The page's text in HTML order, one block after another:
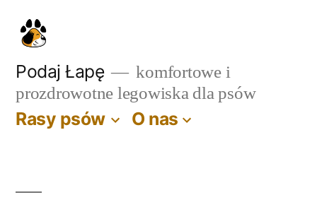
treściPodaj Łapę
komfortowe i
prozdrowotne legowiska dla psów
Rasy psów O nas